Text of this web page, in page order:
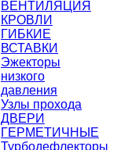
ВЕНТИЛЯЦИЯ
КРОВЛИ
ГИБКИЕ
ВСТАВКИ
Эжекторы
низкого
давления
Узлы прохода
ДВЕРИ
ГЕРМЕТИЧНЫЕ
Турбодефлекторы